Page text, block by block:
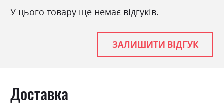
У цього товару ще немає відгуків.
ЗАЛИШИТИ ВІДГУК
Доставка